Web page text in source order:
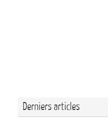
Derniers articles